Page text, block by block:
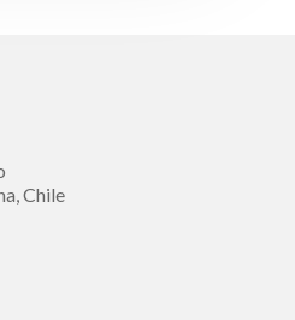
Chile